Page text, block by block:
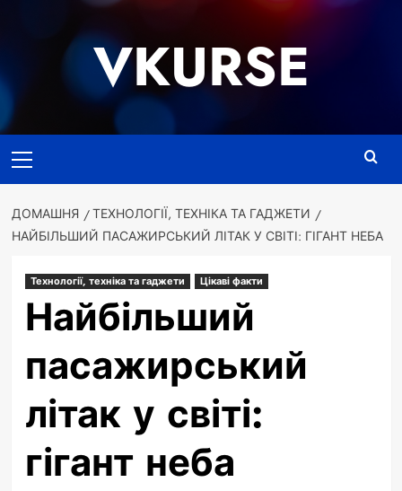
VKURSE
меню
ДОМАШНЯ
ТЕХНОЛОГІЇ, ТЕХНІКА ТА ГАДЖЕТИ
НАЙБІЛЬШИЙ ПАСАЖИРСЬКИЙ ЛІТАК У СВІТІ: ГІГАНТ НЕБА
Технології, техніка та гаджети Цікаві факти
Найбільший
пасажирський
літак у світі:
гігант неба